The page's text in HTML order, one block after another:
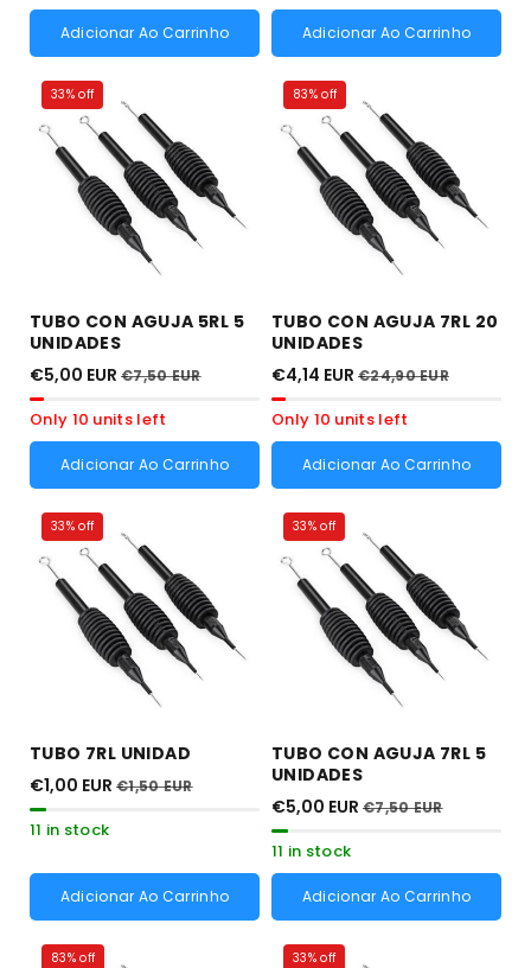
Adicionar Ao Carrinho Adicionar Ao Carrinho
33% off
TUBO CON AGUJA 5RL 5
UNIDADES
€5,00 EUR €7,50 EUR
Only 10 units left
Adicionar Ao Carrinho
83% off
TUBO CON AGUJA 7RL 20
UNIDADES
€4,14 EUR €24,90 EUR
Only 10 units left
Adicionar Ao Carrinho
33% off
TUBO 7RL UNIDAD
€1,00 EUR €1,50 EUR
11 in stock
Adicionar Ao Carrinho
33% off
TUBO CON AGUJA 7RL 5
UNIDADES
€5,00 EUR €7,50 EUR
11 in stock
Adicionar Ao Carrinho
83% off 33% off